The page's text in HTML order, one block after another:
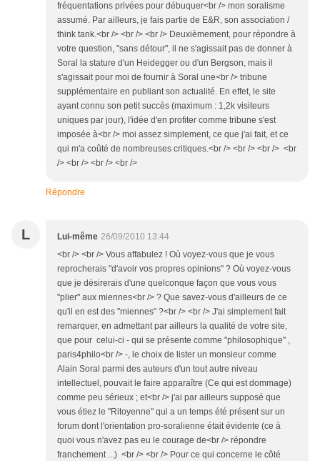
fréquentations privées pour débuquer<br /> mon soralisme
assumé. Par ailleurs, je fais partie de E&R, son association /
think tank.<br /> <br /> <br /> Deuxièmement, pour répondre à
votre question, "sans détour", il ne s'agissait pas de donner à
Soral la stature d'un Heidegger ou d'un Bergson, mais il
s'agissait pour moi de fournir à Soral une<br /> tribune
supplémentaire en publiant son actualité. En effet, le site
ayant connu son petit succès (maximum : 1,2k visiteurs
uniques par jour), l'idée d'en profiter comme tribune s'est
imposée à<br /> moi assez simplement, ce que j'ai fait, et ce
qui m'a coûté de nombreuses critiques.<br /> <br /> <br /> <br
/> <br /> <br /> <br />
Répondre
L Lui-même 26/09/2010 13:44
<br /> <br /> Vous affabulez ! Où voyez-vous que je vous
reprocherais "d'avoir vos propres opinions" ? Où voyez-vous
que je désirerais d'une quelconque façon que vous vous
"plier" aux miennes<br /> ? Que savez-vous d'ailleurs de ce
qu'il en est des "miennes" ?<br /> <br /> J'ai simplement fait
remarquer, en admettant par ailleurs la qualité de votre site,
que pour celui-ci - qui se présente comme "philosophique" ,
paris4philo<br /> -, le choix de lister un monsieur comme
Alain Soral parmi des auteurs d'un tout autre niveau
intellectuel, pouvait le faire apparaître (Ce qui est dommage)
comme peu sérieux ; et<br /> j'ai par ailleurs supposé que
vous étiez le "Ritoyenne" qui a un temps été présent sur un
forum dont l'orientation pro-soralienne était évidente (ce à
quoi vous n'avez pas eu le courage de<br /> répondre
franchement ...) <br /> <br /> Pour ce qui concerne le côté